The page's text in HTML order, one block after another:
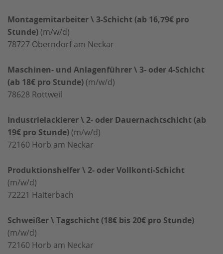
Montagemitarbeiter \ 3-Schicht (ab 16,79€ pro
Stunde) (m/w/d)
78727 Oberndorf am Neckar
Maschinen- und Anlagenführer \ 3- oder 4-Schicht
(ab 18€ pro Stunde) (m/w/d)
78628 Rottweil
Industrielackierer \ 2- oder Dauernachtschicht (ab
19€ pro Stunde) (m/w/d)
72160 Horb am Neckar
Produktionshelfer \ 2- oder Vollkonti-Schicht
(m/w/d)
72221 Haiterbach
Schweißer \ Tagschicht (18€ bis 20€ pro Stunde)
(m/w/d)
72160 Horb am Neckar